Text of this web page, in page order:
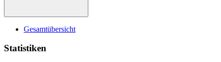
Gesamtübersicht
Statistiken